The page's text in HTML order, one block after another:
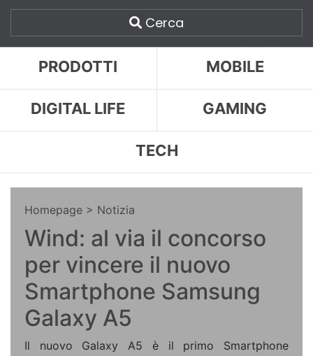
Cerca
PRODOTTI MOBILE
DIGITAL LIFE GAMING
TECH
Homepage > Notizia
Wind: al via il concorso
per vincere il nuovo
Smartphone Samsung
Galaxy A5
Il nuovo Galaxy A5 è il primo Smartphone